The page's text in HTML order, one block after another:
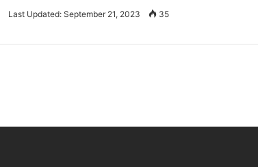
Last Updated: September 21, 2023 35